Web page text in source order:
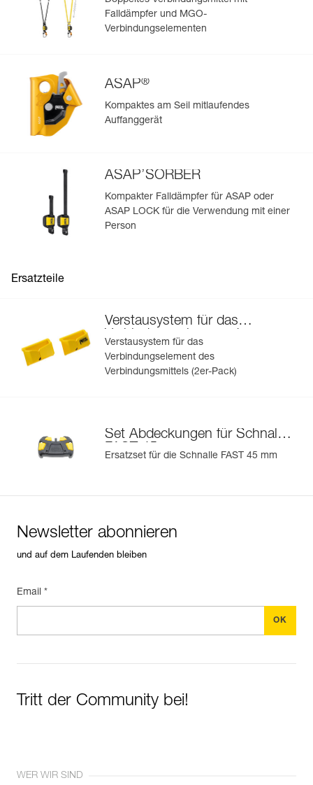
ausgesondert werden muss.
Umweltschonendes Design: Das Textilgewebe besteht aus
beruht auf dem repräsentativsten Gurt der VOLT-Reihe).
Falldämpfer und MGO-
Verbindungselementen
ASAP®
Kompaktes am Seil mitlaufendes
Auffanggerät
ASAP’SORBER
Kompakter Falldämpfer für ASAP oder
ASAP LOCK für die Verwendung mit einer
Person
Ersatzteile
Verstausystem für das
Verbindungselement des
Verbindungsmittels
Verstausystem für das
Verbindungselement des
Verbindungsmittels (2er-Pack)
Set Abdeckungen für Schnalle
FAST 45 mm
Ersatzset für die Schnalle FAST 45 mm
Newsletter abonnieren
und auf dem Laufenden bleiben
Email *
Tritt der Community bei!
WER WIR SIND